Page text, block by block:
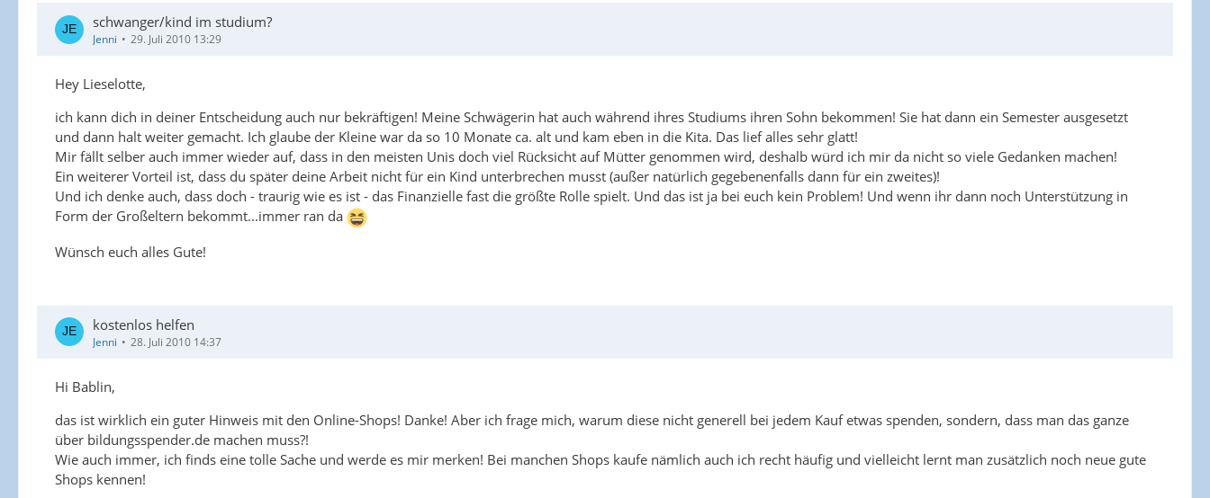
schwanger/kind im studium?
Jenni 29. Juli 2010 13:29
Hey Lieselotte,
ich kann dich in deiner Entscheidung auch nur bekräftigen! Meine Schwägerin hat auch während ihres Studiums ihren Sohn bekommen! Sie hat dann ein Semester ausgesetzt
und dann halt weiter gemacht. Ich glaube der Kleine war da so 10 Monate ca. alt und kam eben in die Kita. Das lief alles sehr glatt!
Mir fällt selber auch immer wieder auf, dass in den meisten Unis doch viel Rücksicht auf Mütter genommen wird, deshalb würd ich mir da nicht so viele Gedanken machen!
Ein weiterer Vorteil ist, dass du später deine Arbeit nicht für ein Kind unterbrechen musst (außer natürlich gegebenenfalls dann für ein zweites)!
Und ich denke auch, dass doch - traurig wie es ist - das Finanzielle fast die größte Rolle spielt. Und das ist ja bei euch kein Problem! Und wenn ihr dann noch Unterstützung in
Form der Großeltern bekommt...immer ran da
Wünsch euch alles Gute!
kostenlos helfen
Jenni 28. Juli 2010 14:37
Hi Bablin,
das ist wirklich ein guter Hinweis mit den Online-Shops! Danke! Aber ich frage mich, warum diese nicht generell bei jedem Kauf etwas spenden, sondern, dass man das ganze
über bildungsspender.de machen muss?!
Wie auch immer, ich finds eine tolle Sache und werde es mir merken! Bei manchen Shops kaufe nämlich auch ich recht häufig und vielleicht lernt man zusätzlich noch neue gute
Shops kennen!